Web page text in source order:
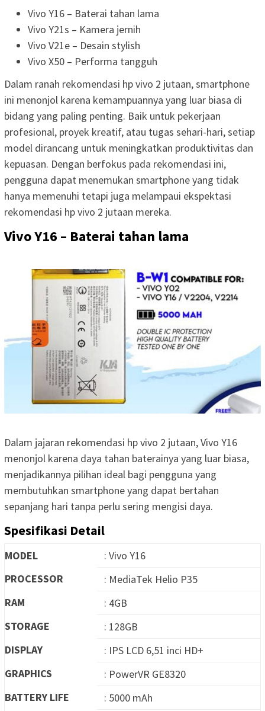
Vivo Y16 – Baterai tahan lama
Vivo Y21s – Kamera jernih
Vivo V21e – Desain stylish
Vivo X50 – Performa tangguh
Dalam ranah rekomendasi hp vivo 2 jutaan, smartphone
ini menonjol karena kemampuannya yang luar biasa di
bidang yang paling penting. Baik untuk pekerjaan
profesional, proyek kreatif, atau tugas sehari-hari, setiap
model dirancang untuk meningkatkan produktivitas dan
kepuasan. Dengan berfokus pada rekomendasi ini,
pengguna dapat menemukan smartphone yang tidak
hanya memenuhi tetapi juga melampaui ekspektasi
rekomendasi hp vivo 2 jutaan mereka.
Vivo Y16 – Baterai tahan lama
Dalam jajaran rekomendasi hp vivo 2 jutaan, Vivo Y16
menonjol karena daya tahan baterainya yang luar biasa,
menjadikannya pilihan ideal bagi pengguna yang
membutuhkan smartphone yang dapat bertahan
sepanjang hari tanpa perlu sering mengisi daya.
Spesifikasi Detail
MODEL
: Vivo Y16
PROCESSOR
: MediaTek Helio P35
RAM
: 4GB
STORAGE
: 128GB
DISPLAY
: IPS LCD 6,51 inci HD+
GRAPHICS
: PowerVR GE8320
BATTERY LIFE
: 5000 mAh